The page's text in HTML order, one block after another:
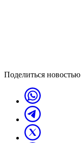
Поделиться новостью